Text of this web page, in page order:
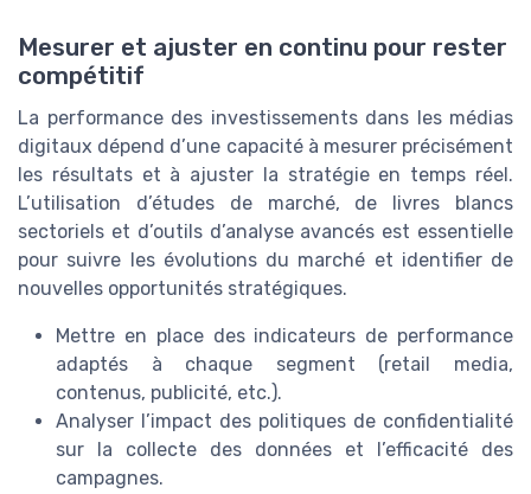
Mesurer et ajuster en continu pour rester
compétitif
La performance des investissements dans les médias
digitaux dépend d’une capacité à mesurer précisément
les résultats et à ajuster la stratégie en temps réel.
L’utilisation d’études de marché, de livres blancs
sectoriels et d’outils d’analyse avancés est essentielle
pour suivre les évolutions du marché et identifier de
nouvelles opportunités stratégiques.
Mettre en place des indicateurs de performance
adaptés à chaque segment (retail media,
contenus, publicité, etc.).
Analyser l’impact des politiques de confidentialité
sur la collecte des données et l’efficacité des
campagnes.